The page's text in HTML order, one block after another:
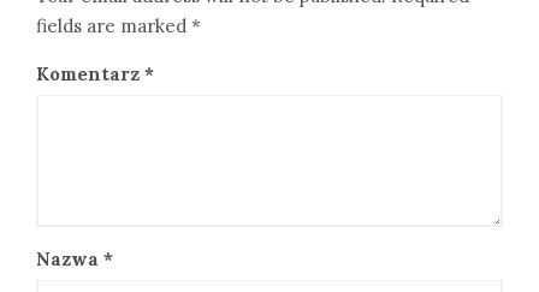
fields are marked *
Komentarz *
Nazwa *